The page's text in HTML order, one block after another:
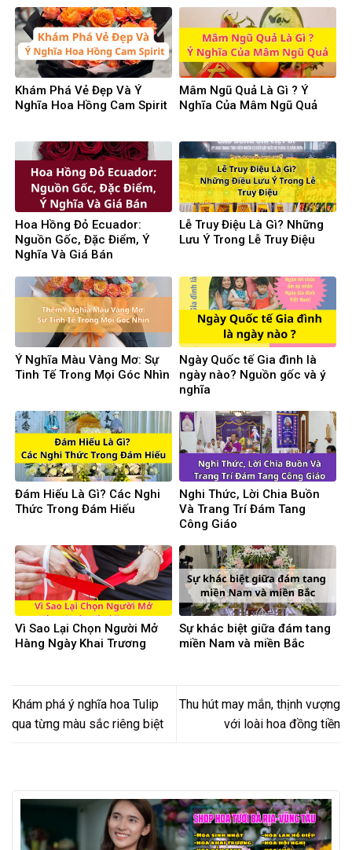
Khám Phá Vẻ Đẹp Và Ý
Nghĩa Hoa Hồng Cam Spirit
Mâm Ngũ Quả Là Gì ? Ý
Nghĩa Của Mâm Ngũ Quả
Hoa Hồng Đỏ Ecuador:
Nguồn Gốc, Đặc Điểm, Ý
Nghĩa Và Giá Bán
Lễ Truy Điệu Là Gì? Những
Lưu Ý Trong Lễ Truy Điệu
Ý Nghĩa Màu Vàng Mơ: Sự
Tinh Tế Trong Mọi Góc Nhìn
Ngày Quốc tế Gia đình là
ngày nào? Nguồn gốc và ý
nghĩa
Đám Hiếu Là Gì? Các Nghi
Thức Trong Đám Hiếu
Nghi Thức, Lời Chia Buồn
Và Trang Trí Đám Tang
Công Giáo
Vì Sao Lại Chọn Người Mở
Hàng Ngày Khai Trương
Sự khác biệt giữa đám tang
miền Nam và miền Bắc
Khám phá ý nghĩa hoa Tulip
qua từng màu sắc riêng biệt
Thu hút may mắn, thịnh vượng
với loài hoa đồng tiền